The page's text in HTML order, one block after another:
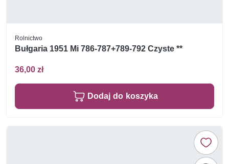
Rolnictwo
Bułgaria 1951 Mi 786-787+789-792 Czyste **
36,00 zł
Dodaj do koszyka